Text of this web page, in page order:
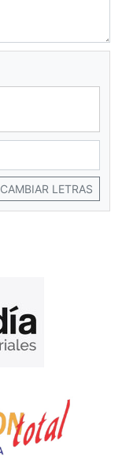
CAMBIAR LETRAS